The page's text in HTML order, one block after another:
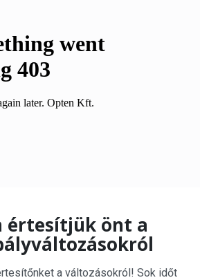
értesítjük önt a
a változásokról! Sok időt